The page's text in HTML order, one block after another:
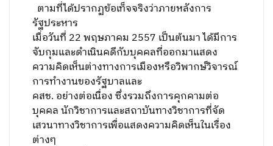
ตามที่ได้ปรากฏข้อเท็จจริงว่าภายหลังการ
รัฐประหาร
เมื่อวันที่ 22 พฤษภาคม 2557 เป็นต้นมา ได้มีการ
จับกุมและดำเนินคดีกับบุคคลที่ออกมาแสดง
ความคิดเห็นต่างทางการเมืองหรือวิพากษ์วิจารณ์
การทำงานของรัฐบาลและ
คสช. อย่างต่อเนื่อง ซึ่งรวมถึงการคุกคามต่อ
บุคคล นักวิชาการและสถาบันทางวิชาการที่จัด
เสวนาทางวิชาการเพื่อแสดงความคิดเห็นในเรื่อง
ต่างๆ